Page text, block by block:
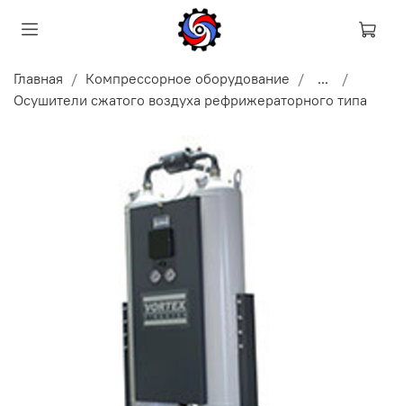
Главная Компрессорное оборудование
...
Осушители сжатого воздуха рефрижераторного типа